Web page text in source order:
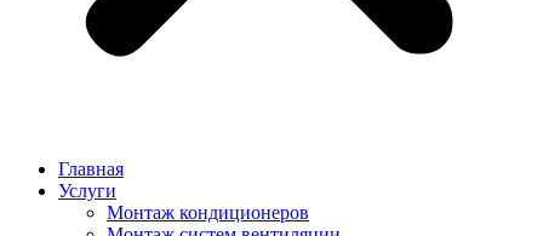
Главная
Услуги
Монтаж кондиционеров